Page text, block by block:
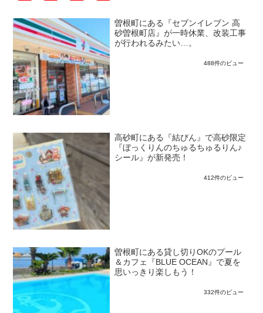
曽根町にある『セブンイレブン 高
砂曽根町店』が一時休業、改装工事
が行われるみたい…。
488件のビュー
高砂町にある『結びん』で高砂限定
『ぼっくりんのちゅるちゅるりん♪
シール』が新発売！
412件のビュー
曽根町にある貸し切りOKのプール
＆カフェ『BLUE OCEAN』で夏を
思いっきり楽しもう！
332件のビュー